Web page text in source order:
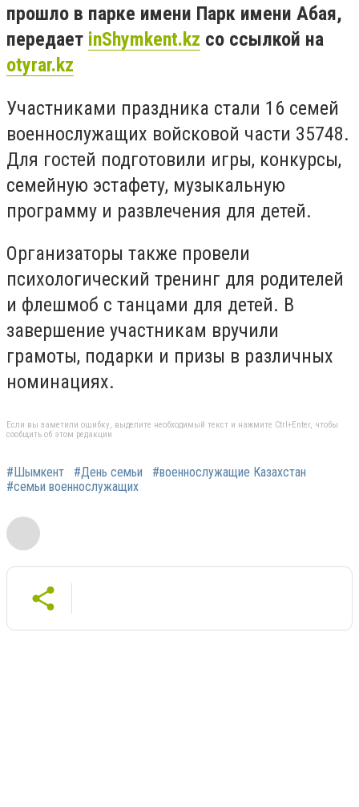
прошло в парке имени Парк имени Абая,
передает inShymkent.kz со ссылкой на
otyrar.kz
Участниками праздника стали 16 семей
военнослужащих войсковой части 35748.
Для гостей подготовили игры, конкурсы,
семейную эстафету, музыкальную
программу и развлечения для детей.
Организаторы также провели
психологический тренинг для родителей
и флешмоб с танцами для детей. В
завершение участникам вручили
грамоты, подарки и призы в различных
номинациях.
Если вы заметили ошибку, выделите необходимый текст и нажмите Ctrl+Enter, чтобы
сообщить об этом редакции
#Шымкент #День семьи
#военнослужащие Казахстан
#семьи военнослужащих